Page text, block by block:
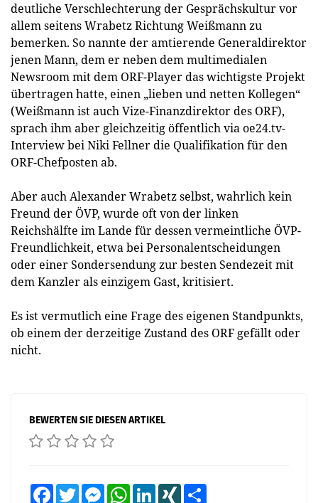
deutliche Verschlechterung der Gesprächskultur vor
allem seitens Wrabetz Richtung Weißmann zu
bemerken. So nannte der amtierende Generaldirektor
jenen Mann, dem er neben dem multimedialen
Newsroom mit dem ORF-Player das wichtigste Projekt
übertragen hatte, einen „lieben und netten Kollegen“
(Weißmann ist auch Vize-Finanzdirektor des ORF),
sprach ihm aber gleichzeitig öffentlich via oe24.tv-
Interview bei Niki Fellner die Qualifikation für den
ORF-Chefposten ab.
Aber auch Alexander Wrabetz selbst, wahrlich kein
Freund der ÖVP, wurde oft von der linken
Reichshälfte im Lande für dessen vermeintliche ÖVP-
Freundlichkeit, etwa bei Personalentscheidungen
oder einer Sondersendung zur besten Sendezeit mit
dem Kanzler als einzigem Gast, kritisiert.
Es ist vermutlich eine Frage des eigenen Standpunkts,
ob einem der derzeitige Zustand des ORF gefällt oder
nicht.
BEWERTEN SIE DIESEN ARTIKEL
FacebookTwitter MessengerWhatsAppLinkedInXING